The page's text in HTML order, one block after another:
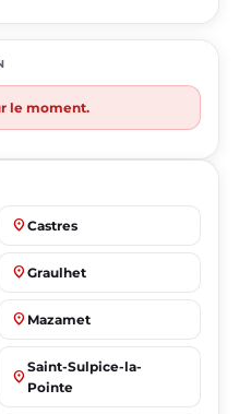
le moment.
place Castres
place Graulhet
place Mazamet
place
Saint-Sulpice-la-
Pointe